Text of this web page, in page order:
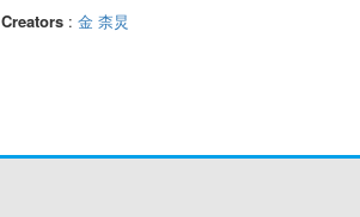
Creators: 金 柰炅